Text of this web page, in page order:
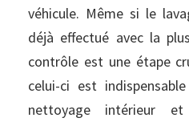
véhicule. Même si le
déjà effectué avec la
contrôle est une étape
celui-ci est
nettoyage intérieur